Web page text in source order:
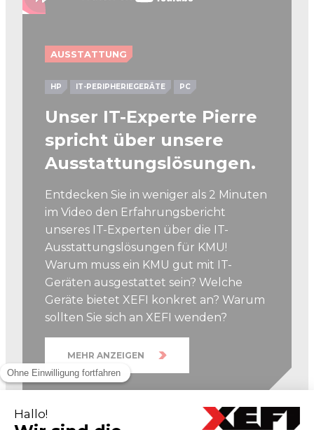
AUSSTATTUNG
HP IT-PERIPHERIEGERÄTE PC
Unser IT-Experte Pierre
spricht über unsere
Ausstattungslösungen.
Entdecken Sie in weniger als 2 Minuten
im Video den Erfahrungsbericht
unseres IT-Experten über die IT-
Ausstattungslösungen für KMU!
Warum muss ein KMU gut mit IT-
Geräten ausgestattet sein? Welche
Geräte bietet XEFI konkret an? Warum
sollten Sie sich an XEFI wenden?
MEHR ANZEIGEN